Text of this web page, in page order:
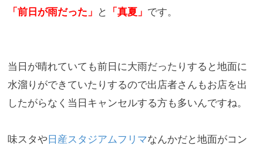
「前日が雨だった」 と 「真夏」 です。
当日が晴れていても前日に大雨だったりすると地面に
水溜りができていたりするので出店者さんもお店を出
したがらなく当日キャンセルする方も多いんですね。
味スタや日産スタジアムフリマなんかだと地面がコン